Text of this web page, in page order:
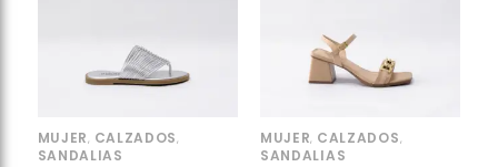
MUJER, CALZADOS,
SANDALIAS
MUJER, CALZADOS,
SANDALIAS